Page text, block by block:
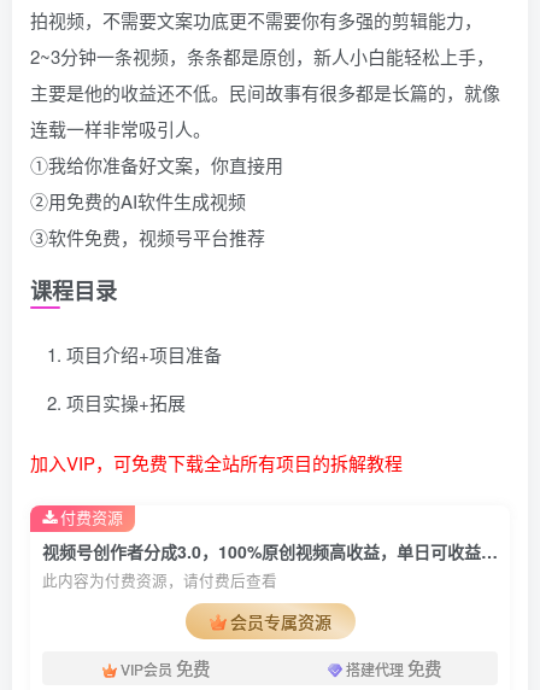
拍视频，不需要文案功底更不需要你有多强的剪辑能力，
2~3分钟一条视频，条条都是原创，新人小白能轻松上手，
主要是他的收益还不低。民间故事有很多都是长篇的，就像
连载一样非常吸引人。
①我给你准备好文案，你直接用
②用免费的AI软件生成视频
③软件免费，视频号平台推荐
课程目录
项目介绍+项目准备
项目实操+拓展
加入VIP，可免费下载全站所有项目的拆解教程
视频号创作者分成3.0，100%原创视频高收益，单日可收益800+
此内容为付费资源，请付费后查看
会员专属资源
VIP会员 免费 搭建代理 免费
付费资源